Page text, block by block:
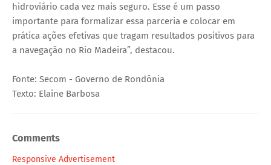
hidroviário cada vez mais seguro. Esse é um passo
importante para formalizar essa parceria e colocar em
prática ações efetivas que tragam resultados positivos para
a navegação no Rio Madeira”, destacou.
Fonte: Secom - Governo de Rondônia
Texto: Elaine Barbosa
Comments
Responsive Advertisement